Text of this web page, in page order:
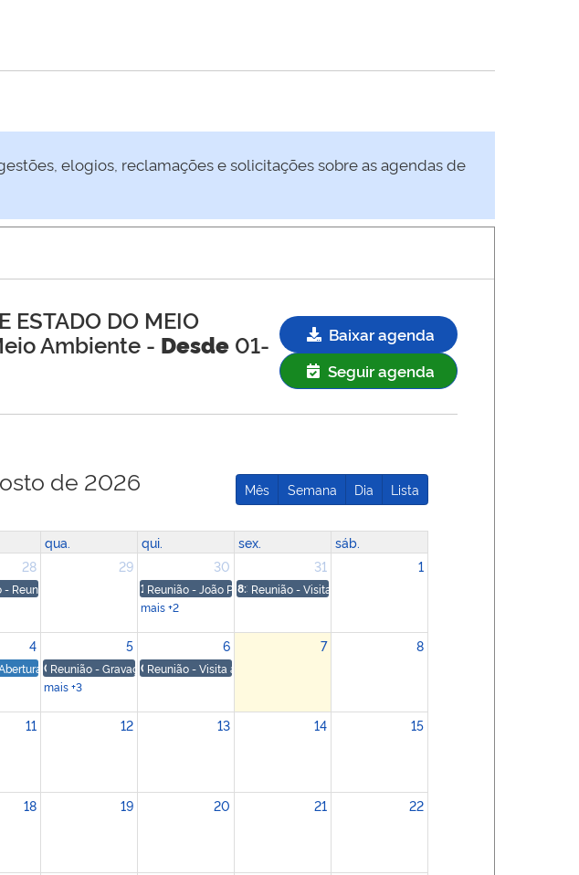
elogios, reclamações e solicitações sobre as agendas de
ESTADO DO MEIO
Ambiente - Desde 01-
Baixar agenda
Seguir agenda
de 2026 Mês Semana Dia Lista
qua. qui. sex.
sáb.
para Brasília
28
- Reunião com IBama, ICMBio e SFB
29 30
14Reunião - João Paulo Capobianco, Ministro de Estado do Meio Ambiente e
mais +2
31
8:30Reunião - Visita à fábrica da Toyota
1
Climáticas - "O Brasil no Novo Ciclo do Capital Climático"
4
Institucional - 3º Seminário Internacional Cultura e Mudança do Clima
5
08Reunião - Gravação de entrevista para a Rádio - O Povo CBN Cariri, com Luciano Cesario
mais +3
6
09Reunião - Visita à Casa Sede da Floresta Nacional do Araripe – FLONA e do Núcleo
7 8
11 12 13 14 15
18 19 20 21 22